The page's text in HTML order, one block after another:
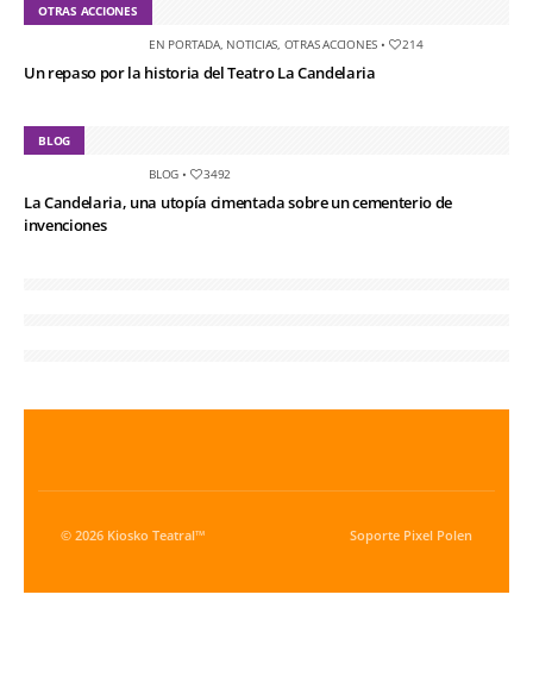
OTRAS ACCIONES
EN PORTADA, NOTICIAS OTRAS ACCIONES • 214
Un repaso por la historia del Teatro La Candelaria
BLOG
BLOG • 3492
La Candelaria, una utopía cimentada sobre un cementerio de
invenciones
© 2026 Kiosko Teatral™ Soporte Pixel Polen